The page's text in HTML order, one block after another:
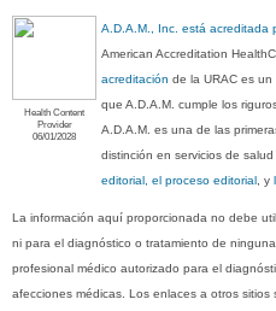
Health Content
Provider
06/01/2028
A.D.A.M., Inc. está acreditada
American Accreditation
acreditación de la URAC es
que A.D.A.M. cumple los
A.D.A.M. es una de las
distinción en servicios de
editorial, el proceso editorial , y
La información aquí proporcionada no debe
ni para el diagnóstico o tratamiento de
profesional médico autorizado para el
afecciones médicas. Los enlaces a otros